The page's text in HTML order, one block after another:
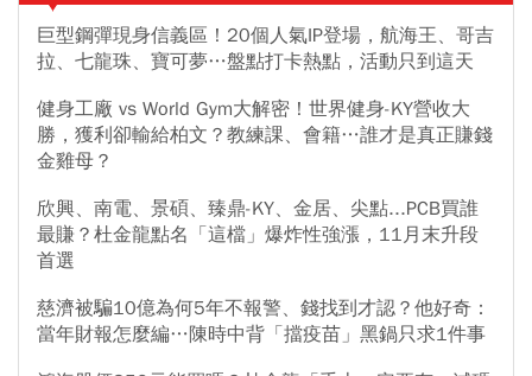
巨型鋼彈現身信義區！20個人氣IP登場，航海王、哥吉
拉、七龍珠、寶可夢…盤點打卡熱點，活動只到這天
健身工廠 vs World Gym大解密！世界健身-KY營收大
勝，獲利卻輸給柏文？教練課、會籍…誰才是真正賺錢
金雞母？
欣興、南電、景碩、臻鼎-KY、金居、尖點...PCB買誰
最賺？杜金龍點名「這檔」爆炸性強漲，11月末升段
首選
慈濟被騙10億為何5年不報警、錢找到才認？他好奇：
當年財報怎麼編…陳時中背「擋疫苗」黑鍋只求1件事